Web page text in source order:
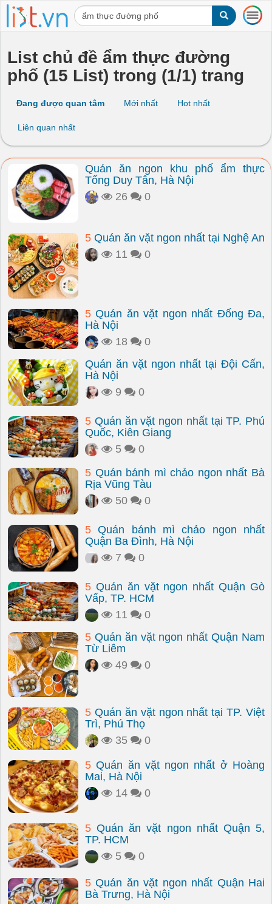
T
o
e
n
a
t
i
List chủ đề ẩm thực đường
phố (15 List) trong (1/1) trang
Đang được quan tâm Mới nhất Hot nhất
Liên quan nhất
Quán ăn ngon khu phố ẩm thực
Tống Duy Tân, Hà Nội
26
0
5 Quán ăn vặt ngon nhất tại Nghệ An
11
0
5 Quán ăn vặt ngon nhất Đống Đa,
Hà Nội
18
0
Quán ăn vặt ngon nhất tại Đội Cấn,
Hà Nội
9
0
5 Quán ăn vặt ngon nhất tại TP. Phú
Quốc, Kiên Giang
5
0
5 Quán bánh mì chảo ngon nhất Bà
Rịa Vũng Tàu
50
0
5 Quán bánh mì chảo ngon nhất
Quận Ba Đình, Hà Nội
7
0
5 Quán ăn vặt ngon nhất Quận Gò
Vấp, TP. HCM
11
0
5 Quán ăn vặt ngon nhất Quận Nam
Từ Liêm
49
0
5 Quán ăn vặt ngon nhất tại TP. Việt
Trì, Phú Thọ
35
0
5 Quán ăn vặt ngon nhất ở Hoàng
Mai, Hà Nội
14
0
5 Quán ăn vặt ngon nhất Quận 5,
TP. HCM
5
0
5 Quán ăn vặt ngon nhất Quận Hai
Bà Trưng, Hà Nội